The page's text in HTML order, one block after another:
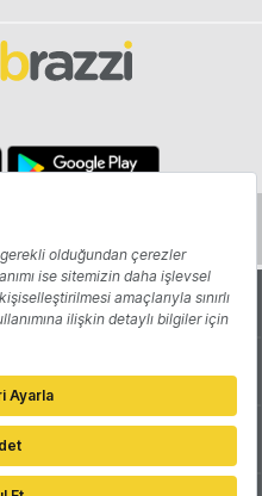
Yazarlar
Reklam